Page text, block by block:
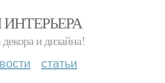
и дизайна!
статьи